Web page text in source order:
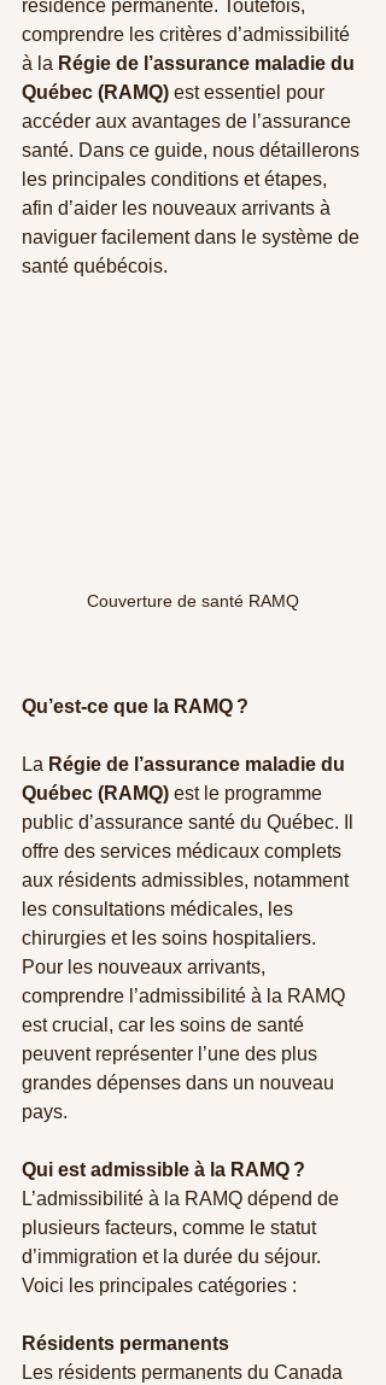
résidence permanente. Toutefois,
comprendre les critères d’admissibilité
à la Régie de l’assurance maladie du
Québec (RAMQ) est essentiel pour
accéder aux avantages de l’assurance
santé. Dans ce guide, nous détaillerons
les principales conditions et étapes,
afin d’aider les nouveaux arrivants à
naviguer facilement dans le système de
santé québécois.
Couverture de santé RAMQ
Qu’est-ce que la RAMQ ?
La Régie de l’assurance maladie du
Québec (RAMQ) est le programme
public d’assurance santé du Québec. Il
offre des services médicaux complets
aux résidents admissibles, notamment
les consultations médicales, les
chirurgies et les soins hospitaliers.
Pour les nouveaux arrivants,
comprendre l’admissibilité à la RAMQ
est crucial, car les soins de santé
peuvent représenter l’une des plus
grandes dépenses dans un nouveau
pays.
Qui est admissible à la RAMQ ?
L’admissibilité à la RAMQ dépend de
plusieurs facteurs, comme le statut
d’immigration et la durée du séjour.
Voici les principales catégories :
Résidents permanents
Les résidents permanents du Canada